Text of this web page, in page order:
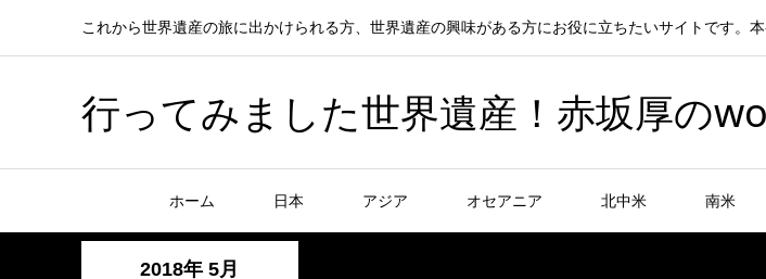
これから世界遺産の旅に出かけられる方、世界遺産の興味がある方にお役に立ちたいサイトです。
行ってみました世界遺産！赤坂厚の
ホーム 日本 アジア オセアニア 北中米 南米
2018年 5月